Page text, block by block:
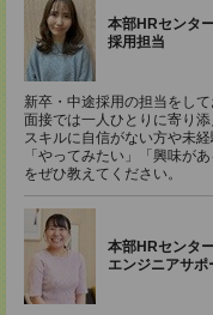
本部HRセンタ
採用担当
新卒・中途採用の担当をして
面接では一人ひとりに寄り
スキルに自信がない方や未
「やってみたい」「興味が
をぜひ教えてください。
本部HRセンタ
エンジニアサポ